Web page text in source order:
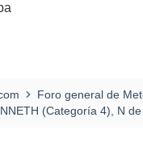
Foro general de
(Categoría 4), N